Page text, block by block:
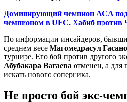
Доминирующий чемпион ACA
чемпионом в UFC. Хабиб против
По информации инсайдеров,
среднем весе Магомедрасул
турнире. Его бой против другого
Абубакара Вагаева отменен, а для
искать нового соперника.
Не просто бой экс-